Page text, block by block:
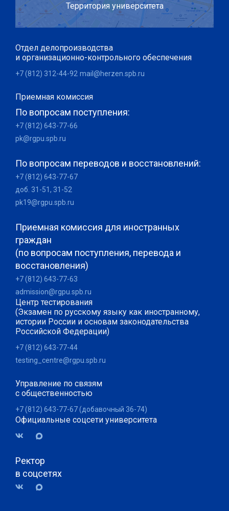
Территория университета
Отдел делопроизводства
и организационно-контрольного обеспечения
+7 (812) 312-44-92 mail@herzen.spb.ru
Приемная комиссия
По вопросам поступления:
+7 (812) 643-77-66
pk@rgpu.spb.ru
По вопросам переводов и восстановлений:
+7 (812) 643-77-67
доб. 31-51, 31-52
pk19@rgpu.spb.ru
Приемная комиссия для иностранных
граждан
(по вопросам поступления, перевода и
восстановления)
+7 (812) 643-77-63
admission@rgpu.spb.ru
Центр тестирования
(Экзамен по русскому языку как иностранному,
истории России и основам законодательства
Российской Федерации)
+7 (812) 643-77-44
testing_centre@rgpu.spb.ru
Управление по связям
с общественностью
+7 (812) 643-77-67 (добавочный 36-74)
Официальные соцсети университета
Ректор
в соцсетях